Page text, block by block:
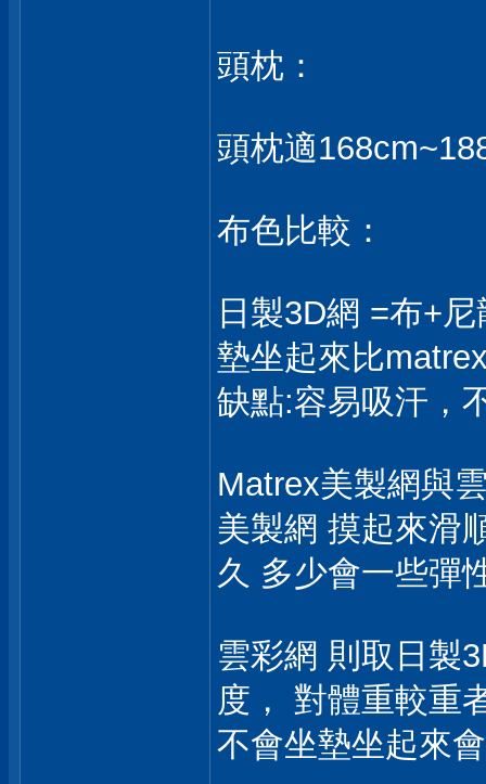
頭枕：
頭枕適
布色比較：
日製3D網 =布+
墊坐起來比
缺點:容易吸汗，
Matrex美製網與
美製網 摸起來滑
久 多少會一些彈
雲彩網 則取日製
度， 對體重較重
不會坐墊坐起來